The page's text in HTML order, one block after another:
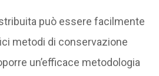
può essere facilmente
metodi di conservazione
un’efficace metodologia